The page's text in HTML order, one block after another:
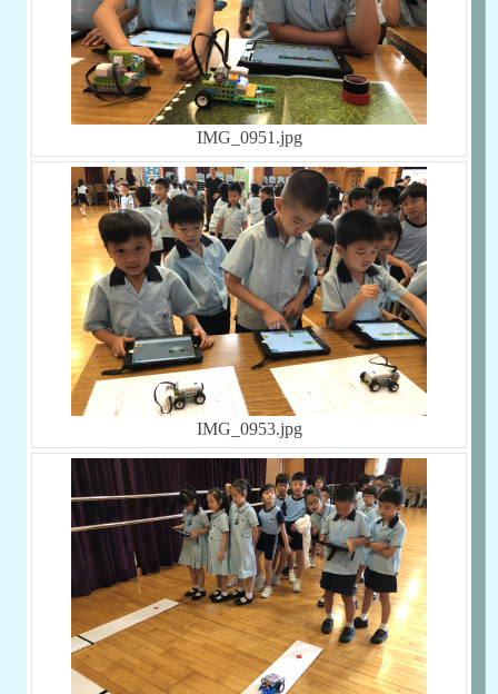
IMG_0951.jpg
IMG_0953.jpg